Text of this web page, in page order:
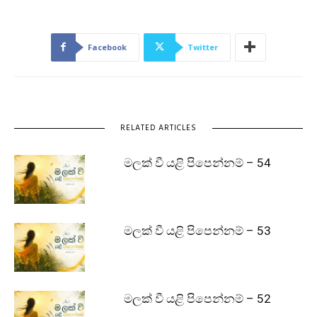
Facebook Twitter
RELATED ARTICLES
මලක් වී යළි පිපෙන්නම් – 54
මලක් වී යළි පිපෙන්නම් – 53
මලක් වී යළි පිපෙන්නම් – 52